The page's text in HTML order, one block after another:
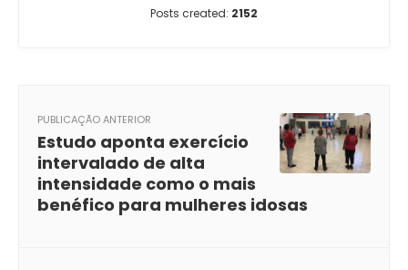
Posts created: 2152
PUBLICAÇÃO ANTERIOR
Estudo aponta exercício
intervalado de alta
intensidade como o mais
benéfico para mulheres idosas